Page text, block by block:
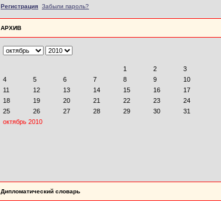
Регистрация Забыли пароль?
АРХИВ
Дипломатический словарь